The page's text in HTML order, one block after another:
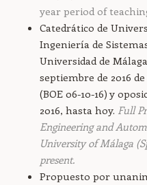
year period of
Catedrático de
Ingeniería de
Universidad de
septiembre de 2016
(BOE 06-10-16) y
2016, hasta hoy. Full
Engineering and
University of Málaga
present.
Propuesto por